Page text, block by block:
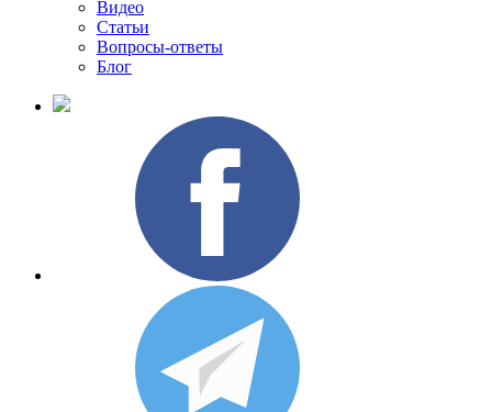
Видео
Статьи
Вопросы-ответы
Блог